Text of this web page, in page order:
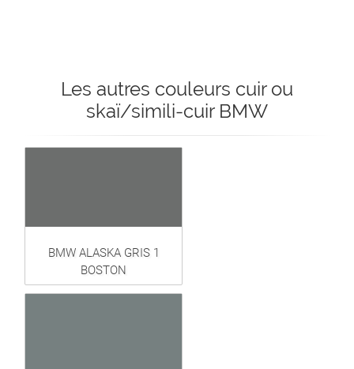
Les autres couleurs cuir ou
skaï/simili-cuir BMW
BMW ALASKA GRIS 1
BOSTON